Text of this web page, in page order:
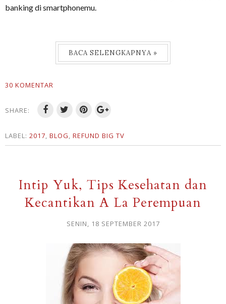
banking di smartphonemu.
BACA SELENGKAPNYA »
30 KOMENTAR
SHARE:
LABEL: 2017, BLOG, REFUND BIG TV
Intip Yuk, Tips Kesehatan dan
Kecantikan A La Perempuan
SENIN, 18 SEPTEMBER 2017